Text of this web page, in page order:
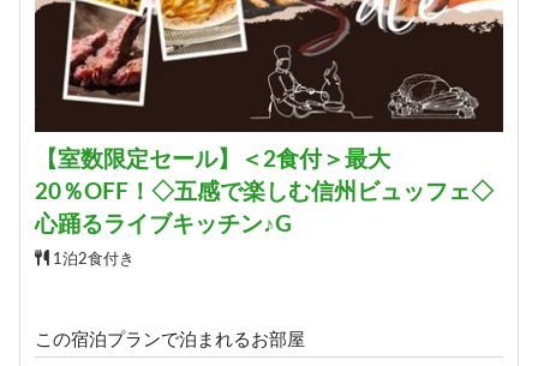
12,810円/人/泊 ～
詳細
【ツイン】ふたり旅にちょうどい
い［ユニットバス／21平米］
宿泊人数：1～2人
【室数限定セール】＜2食付＞最大
20％OFF！◇五感で楽しむ信州ビュッフェ◇
心踊るライブキッチン♪G
1泊2食付き
この宿泊プランで泊まれるお部屋